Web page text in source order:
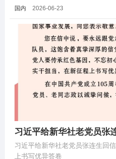
国内 2026-06-23
习近平给新华社老党员张
习近平给新华社老党员张连生回
上书写优异答卷